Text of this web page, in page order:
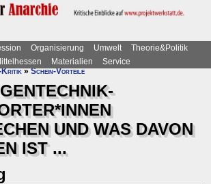
Organisierung Umwelt
Theorie&Politik
Materialien
Service
Kritik»Schein-Vorteile
UND WAS DAVON
IST ...